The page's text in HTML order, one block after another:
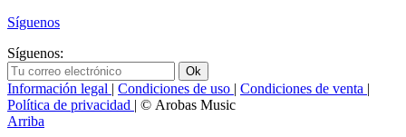
Síguenos
Síguenos:
Información legal | Condiciones de uso | Condiciones de venta |
Política de privacidad | © Arobas Music
Arriba